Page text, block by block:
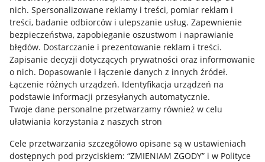
nich. Spersonalizowane reklamy i treści, pomiar reklam i
treści, badanie odbiorców i ulepszanie usług. Zapewnienie
bezpieczeństwa, zapobieganie oszustwom i naprawianie
błędów. Dostarczanie i prezentowanie reklam i treści.
Zapisanie decyzji dotyczących prywatności oraz informowanie
o nich. Dopasowanie i łączenie danych z innych źródeł.
Łączenie różnych urządzeń. Identyfikacja urządzeń na
podstawie informacji przesyłanych automatycznie.
Twoje dane personalne przetwarzamy również w celu
ułatwiania korzystania z naszych stron
Cele przetwarzania szczegółowo opisane są w ustawieniach
dostępnych pod przyciskiem: “ZMIENIAM ZGODY” i w Polityce
Informacje dla Aktu o Usługach Cyfrowych
Pobierz aplikację